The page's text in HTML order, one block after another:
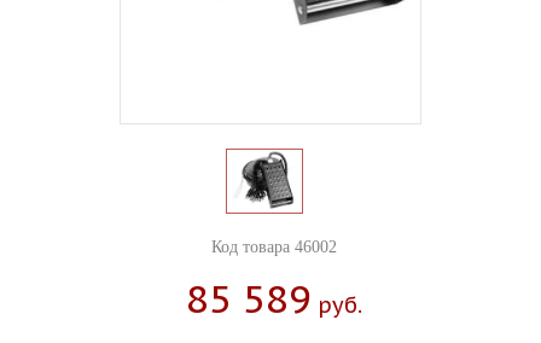
Код товара 46002
85 589 Руб.